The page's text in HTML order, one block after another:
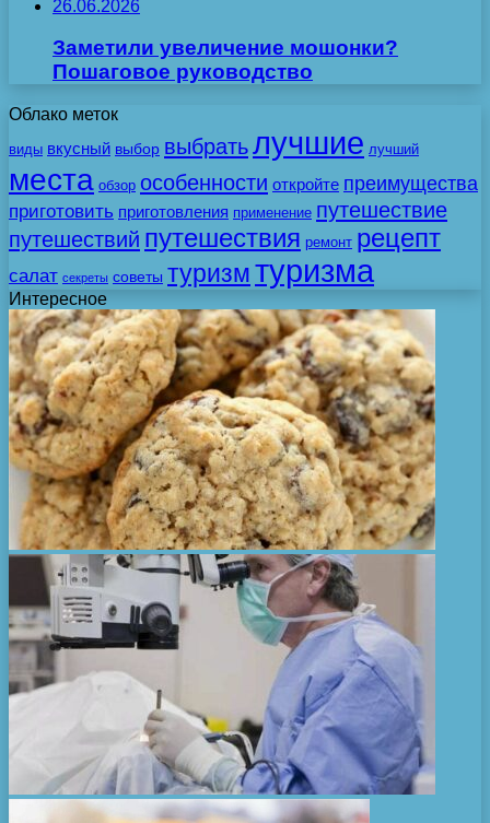
26.06.2026
Заметили увеличение мошонки?
Пошаговое руководство
Облако меток
виды вкусный выбор выбратьлучшие лучший
места обзор особенности откройте преимущества
приготовить приготовления применение путешествие
путешествий путешествия ремонт рецепт
салат секреты советы туризмтуризма
Интересное